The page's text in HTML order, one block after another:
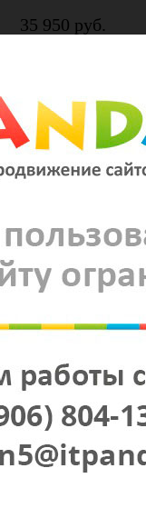
35 950 руб.
Головное
2018
Android 10, 9" 2.5D